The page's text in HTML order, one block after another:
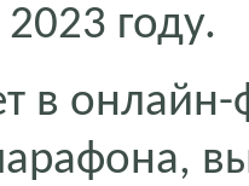
году.
в онлайн-